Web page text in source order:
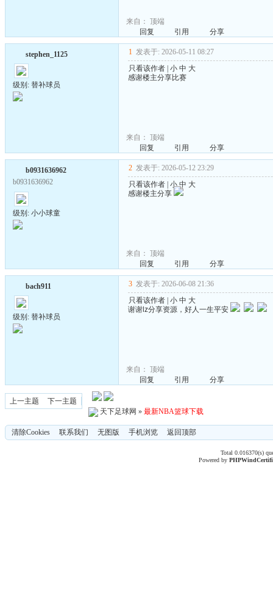
来自： 顶端
回复
引用 分享
stephen_1125
级别: 替补球员
1 发表于: 2026-05-11 08:27
只看该作者 小 中 大
感谢楼主分享比赛
来自： 顶端
回复
引用 分享
b0931636962
b0931636962
级别: 小小球童
2 发表于: 2026-05-12 23:29
只看该作者 小 中 大
感谢楼主分享
来自： 顶端
回复
引用 分享
bach911
级别: 替补球员
3 发表于: 2026-06-08 21:36
只看该作者 小 中 大
谢谢lz分享资源，好人一生平安
来自： 顶端
回复
引用 分享
上一主题
下一主题
天下足球网 » 最新NBA篮球下载
清除Cookies 联系我们 无图版 手机浏览 返回顶部
Total 0.016370(s)
Powered byPHPWind